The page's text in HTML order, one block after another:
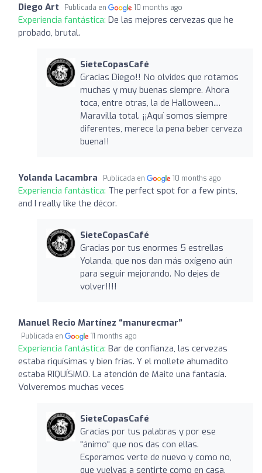
Diego Art Publicada en 10 months ago
Experiencia fantástica: De las mejores cervezas que he
probado, brutal.
SieteCopasCafé
Gracias Diego!! No olvides que rotamos
muchas y muy buenas siempre. Ahora
toca, entre otras, la de Halloween....
Maravilla total. ¡¡Aquí somos siempre
diferentes, merece la pena beber cerveza
buena!!
Yolanda Lacambra Publicada en 10 months ago
Experiencia fantástica: The perfect spot for a few pints,
and I really like the décor.
SieteCopasCafé
Gracias por tus enormes 5 estrellas
Yolanda, que nos dan más oxígeno aún
para seguir mejorando. No dejes de
volver!!!!
Manuel Recio Martínez “manurecmar”
Publicada en 11 months ago
Experiencia fantástica: Bar de confianza, las cervezas
estaba riquísimas y bien frías. Y el mollete ahumadito
estaba RIQUÍSIMO. La atención de Maite una fantasía.
Volveremos muchas veces
SieteCopasCafé
Gracias por tus palabras y por ese
"ánimo" que nos das con ellas.
Esperamos verte de nuevo y como no,
que vuelvas a sentirte como en casa.